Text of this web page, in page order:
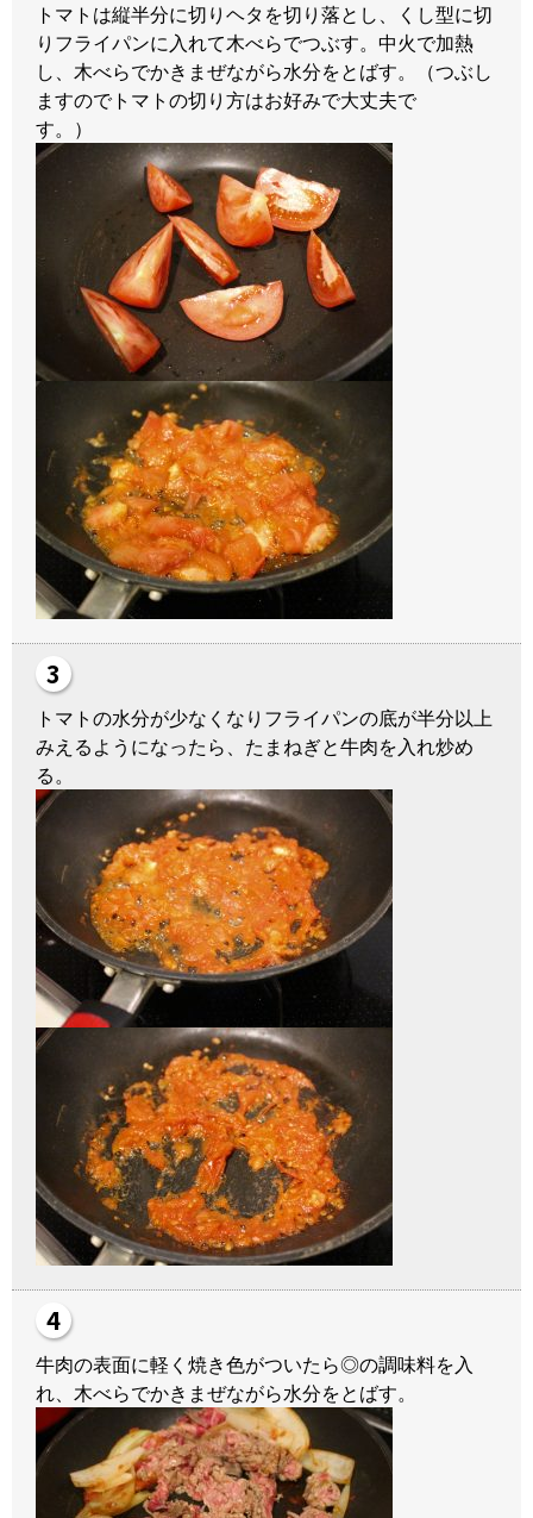
トマトは縦半分に切りヘタを切り落とし、くし型に切
りフライパンに入れて木べらでつぶす。中火で加熱
し、木べらでかきまぜながら水分をとばす。（つぶし
ますのでトマトの切り方はお好みで大丈夫で
す。）
トマトの水分が少なくなりフライパンの底が半分以上
みえるようになったら、たまねぎと牛肉を入れ炒め
る。
牛肉の表面に軽く焼き色がついたら◎の調味料を入
れ、木べらでかきまぜながら水分をとばす。